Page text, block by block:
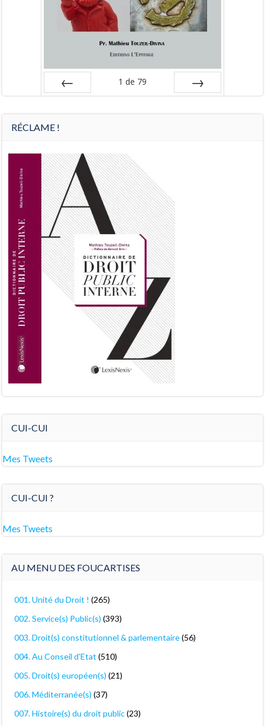
1 de 79
RÉCLAME !
CUI-CUI
Mes Tweets
CUI-CUI ?
Mes Tweets
AU MENU DES FOUCARTISES
001. Unité du Droit ! (265)
002. Service(s) Public(s) (393)
003. Droit(s) constitutionnel & parlementaire(56)
004. Au Conseil d'Etat (510)
005. Droit(s) européen(s) (21)
006. Méditerranée(s) (37)
007. Histoire(s) du droit public(23)